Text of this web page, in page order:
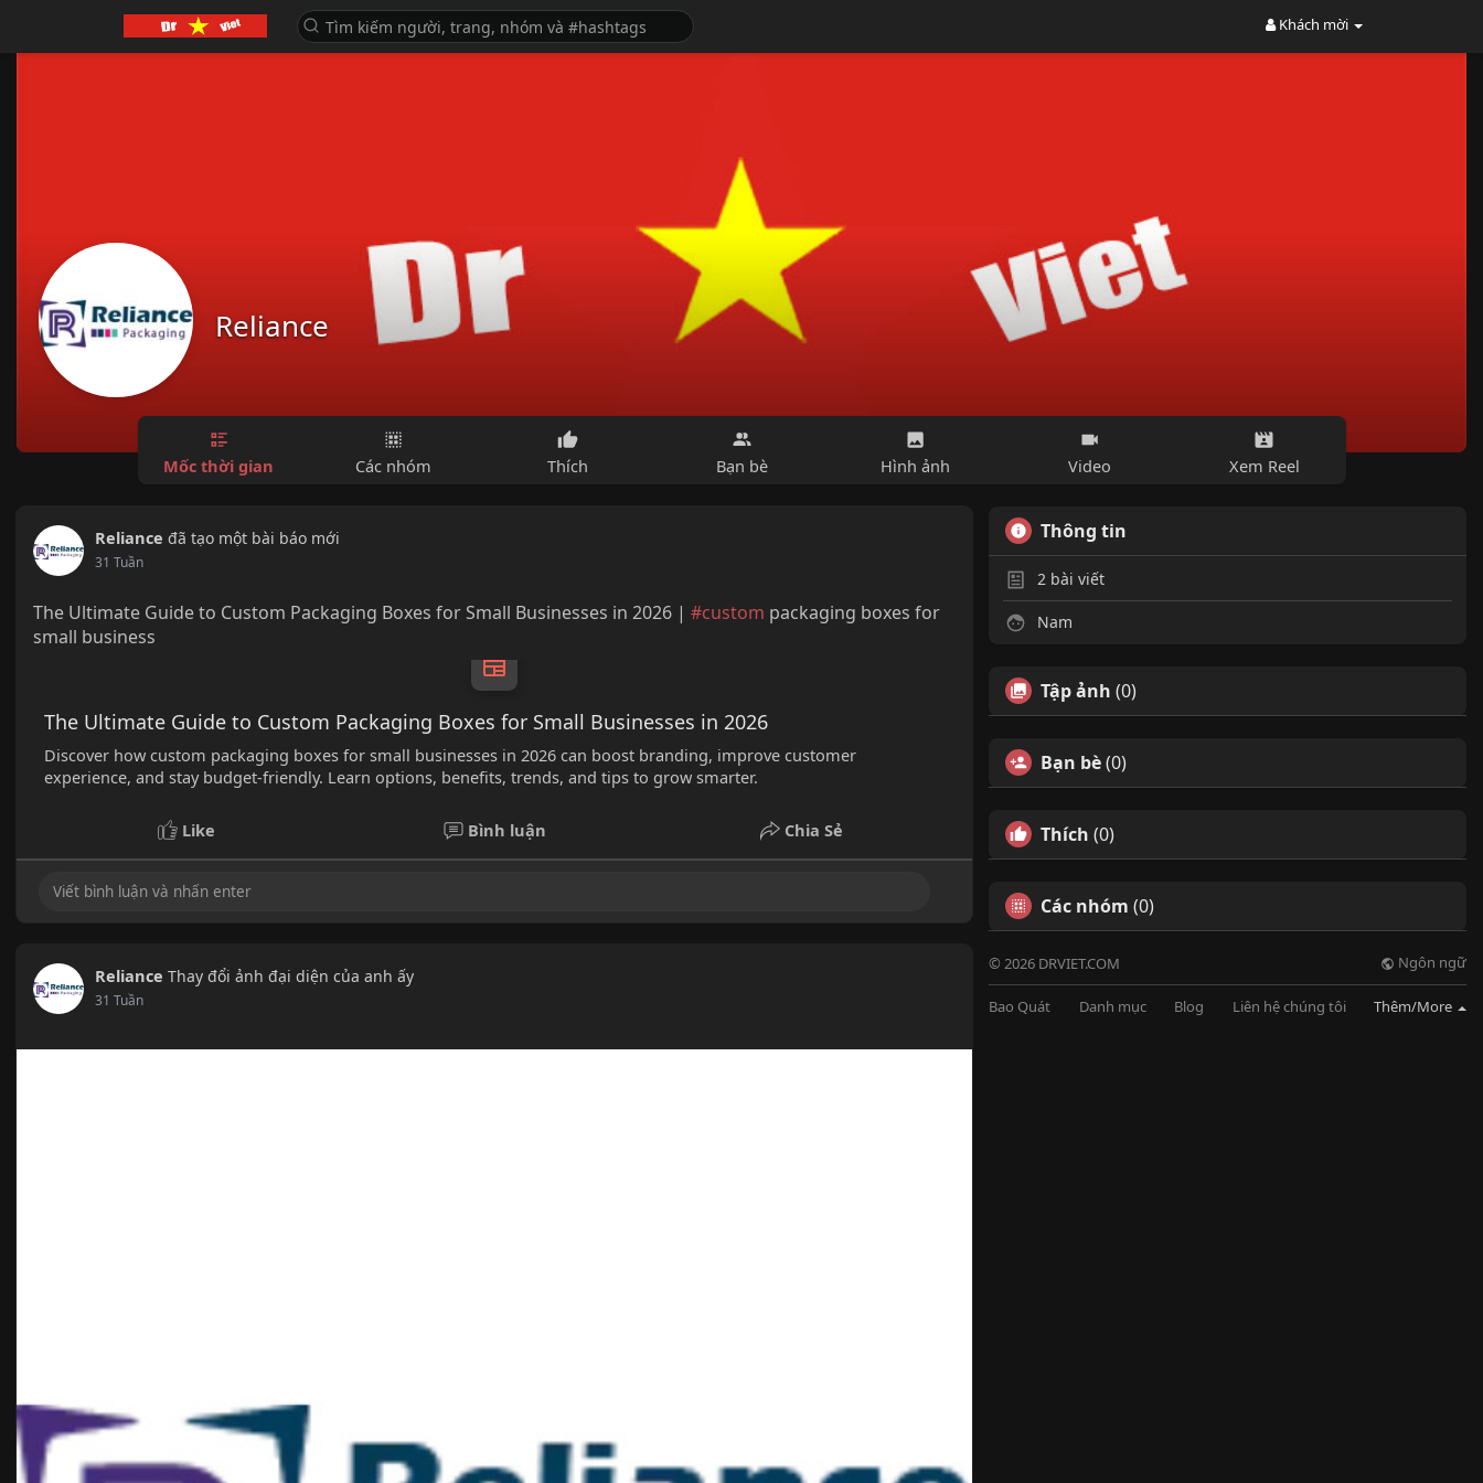
Khách mời
Reliance
Mốc thời gian Các nhóm Thích Bạn bè Hình ảnh Video Xem Reel
Reliance đã tạo một bài báo mới
31 Tuần
The Ultimate Guide to Custom Packaging Boxes for Small Businesses in 2026 | #custom packaging boxes for
small business
The Ultimate Guide to Custom Packaging Boxes for Small Businesses in 2026
Discover how custom packaging boxes for small businesses in 2026 can boost branding, improve customer
experience, and stay budget-friendly. Learn options, benefits, trends, and tips to grow smarter.
Like Bình luận Chia Sẻ
Reliance Thay đổi ảnh đại diện của anh ấy
31 Tuần
Thông tin
2 bài viết
Nam
Tập ảnh (0)
Bạn bè(0)
Thích (0)
Các nhóm (0)
© 2026 DRVIET.COM Ngôn ngữ
Bao Quát Danh mục Blog Liên hệ chúng tôi Thêm/More